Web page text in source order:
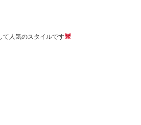
て人気のスタイルです